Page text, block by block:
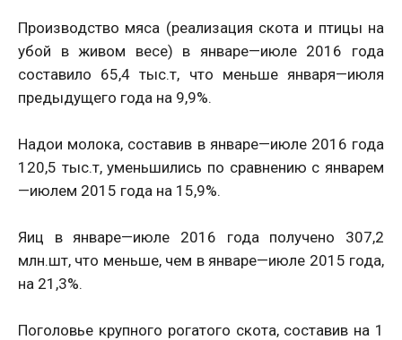
Производство мяса (реализация скота и птицы на
убой в живом весе) в январе—июле 2016 года
составило 65,4 тыс.т, что меньше января—июля
предыдущего года на 9,9%.
Надои молока, составив в январе—июле 2016 года
120,5 тыс.т, уменьшились по сравнению с январем
—июлем 2015 года на 15,9%.
Яиц в январе—июле 2016 года получено 307,2
млн.шт, что меньше, чем в январе—июле 2015 года,
на 21,3%.
Поголовье крупного рогатого скота, составив на 1